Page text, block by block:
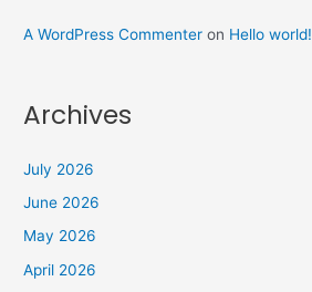
A WordPress Commenter on Hello world!
Archives
July 2026
June 2026
May 2026
April 2026